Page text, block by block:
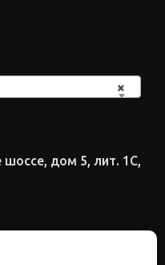
×
шоссе, дом 5, лит. 1С,